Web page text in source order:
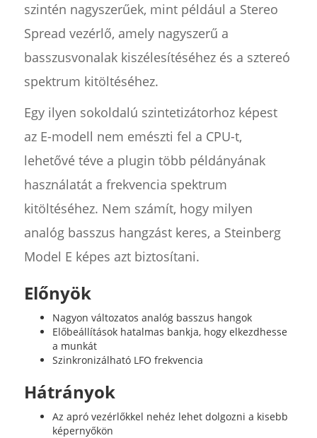
szintén nagyszerűek, mint például a Stereo
Spread vezérlő, amely nagyszerű a
basszusvonalak kiszélesítéséhez és a sztereó
spektrum kitöltéséhez.
Egy ilyen sokoldalú szintetizátorhoz képest
az E-modell nem emészti fel a CPU-t,
lehetővé téve a plugin több példányának
használatát a frekvencia spektrum
kitöltéséhez. Nem számít, hogy milyen
analóg basszus hangzást keres, a Steinberg
Model E képes azt biztosítani.
Előnyök
Nagyon változatos analóg basszus hangok
Előbeállítások hatalmas bankja, hogy elkezdhesse
a munkát
Szinkronizálható LFO frekvencia
Hátrányok
Az apró vezérlőkkel nehéz lehet dolgozni a kisebb
képernyőkön